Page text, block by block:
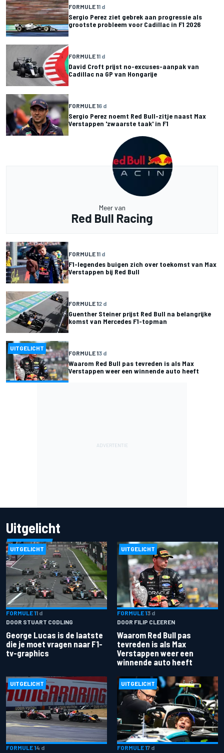
FORMULE 11 d
Sergio Perez ziet gebrek aan progressie als
grootste probleem voor Cadillac in F1 2026
FORMULE 11 d
David Croft prijst no-excuses-aanpak van
Cadillac na GP van Hongarije
FORMULE 16 d
Sergio Perez noemt Red Bull-zitje naast Max
Verstappen 'zwaarste taak' in F1
Meer van
Red Bull Racing
FORMULE 11 d
F1-legendes buigen zich over toekomst van Max
Verstappen bij Red Bull
FORMULE 12 d
Guenther Steiner prijst Red Bull na belangrijke
komst van Mercedes F1-topman
UITGELICHT
FORMULE 13 d
Waarom Red Bull pas tevreden is als Max
Verstappen weer een winnende auto heeft
Uitgelicht
UITGELICHT
FORMULE 11 d
DOOR STUART CODLING
George Lucas is de laatste
die je moet vragen naar F1-
tv-graphics
UITGELICHT
FORMULE 13 d
DOOR FILIP CLEEREN
Waarom Red Bull pas
tevreden is als Max
Verstappen weer een
winnende auto heeft
UITGELICHT
FORMULE 14 d
UITGELICHT
FORMULE 17 d